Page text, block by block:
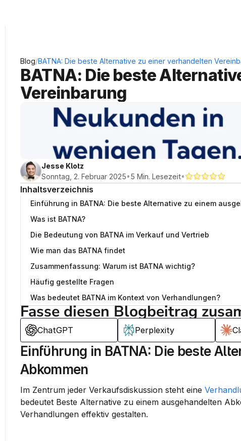
Blog/BATNA: Die beste Alternative zu einer verhandelten
BATNA: Die beste
Vereinbarung
Jesse Klotz
Sonntag, 2. Februar 2025•5 Min. Lesezeit•
Inhaltsverzeichnis
Einführung in BATNA: Die beste Alternative zu einem
Was ist BATNA?
Die Bedeutung von BATNA im Verkauf und Vertrieb
Wie man das BATNA findet
Zusammenfassung: Warum ist BATNA wichtig?
Häufig gestellte Fragen
Was bedeutet BATNA im Kontext von Verhandlungen?
Fasse diesen Blogbeitrag
ChatGPT Perplexity
Einführung in BATNA: Die beste
Abkommen
Im Zentrum jeder Verkaufsdiskussion steht eine
bedeutet Beste Alternative zu einem ausgehandelten
Verhandlungen effektiv gestalten.